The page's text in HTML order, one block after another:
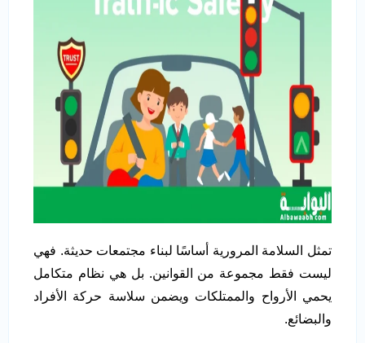
تمثل السلامة المرورية أساسًا لبناء مجتمعات حديثة. فهي
ليست فقط مجموعة من القوانين. بل هي نظام متكامل
يحمي الأرواح والممتلكات ويضمن سلاسة حركة الأفراد
والبضائع.